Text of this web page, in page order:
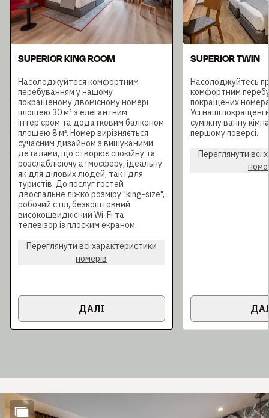
SUPERIOR KING ROOM
Насолоджуйтеся комфортним
перебуванням у нашому
покращеному двомісному номері
площею 30 м² з елегантним
інтер'єром та додатковим балконом
площею 8 м². Номер вирізняється
сучасним дизайном з вишуканими
деталями, що створює спокійну та
розслаблюючу атмосферу, ідеальну
як для ділових людей, так і для
туристів. До послуг гостей
двоспальне ліжко розміру "king-size",
робочий стіл, безкоштовний
високошвидкісний Wi-Fi та
телевізор із плоским екраном.
Переглянути всі характеристики
номерів
ДАЛІ
SUPERIOR TWIN
Насолоджуйтесь
комфортним
покращених
Усі наші
суміжну ванну
першому поверсі.
Переглянути всі